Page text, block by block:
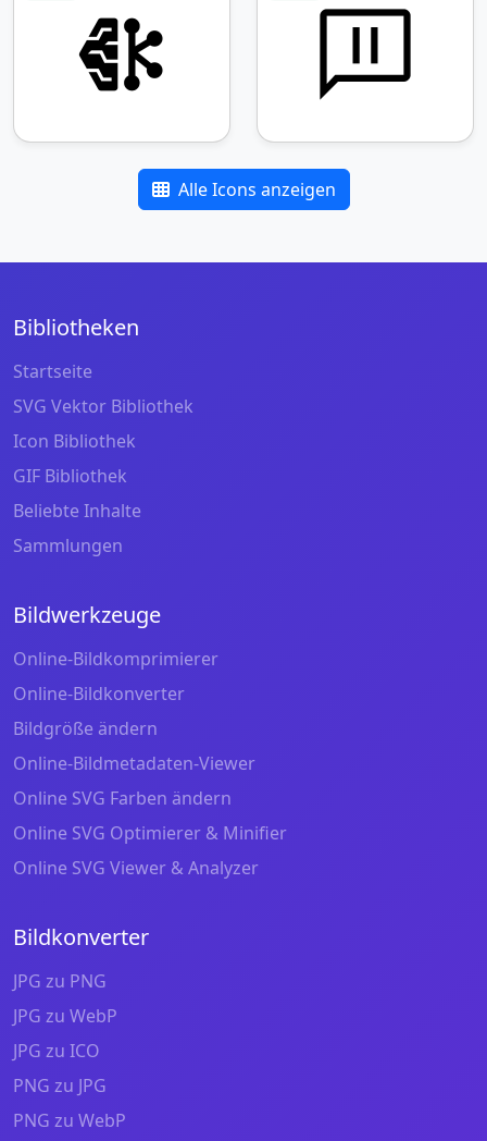
Alle Icons anzeigen
Bibliotheken
Startseite
SVG Vektor Bibliothek
Icon Bibliothek
GIF Bibliothek
Beliebte Inhalte
Sammlungen
Bildwerkzeuge
Online-Bildkomprimierer
Online-Bildkonverter
Bildgröße ändern
Online-Bildmetadaten-Viewer
Online SVG Farben ändern
Online SVG Optimierer & Minifier
Online SVG Viewer & Analyzer
Bildkonverter
JPG zu PNG
JPG zu WebP
JPG zu ICO
PNG zu JPG
PNG zu WebP